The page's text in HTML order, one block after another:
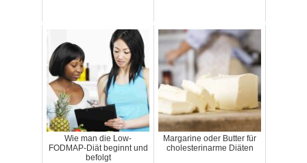
Wie man die Low-
FODMAP-Diät beginnt und
befolgt
Margarine oder Butter für
cholesterinarme Diäten